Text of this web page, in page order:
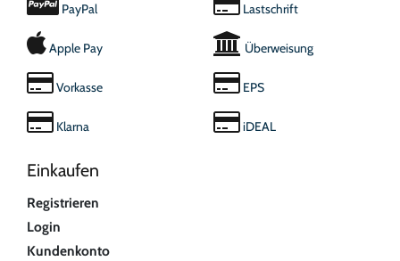
PayPal
Apple Pay
Vorkasse
Klarna
Lastschrift
Überweisung
EPS
iDEAL
Einkaufen
Registrieren
Login
Kundenkonto